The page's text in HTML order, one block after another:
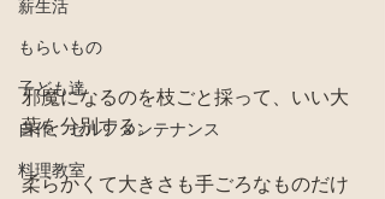
薪生活
もらいもの
子ども達
自作、セルフメンテナンス
料理教室
邪魔になるのを枝ごと採って、いい大
葉を分別する。
柔らかくて大きさも手ごろなものだけ